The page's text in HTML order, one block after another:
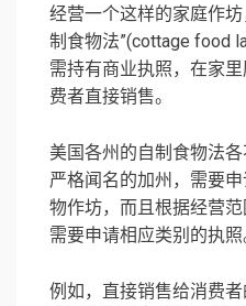
经营一个这样的家庭作
制食物法”(cottage food
需持有商业执照，在家
费者直接销售。
美国各州的自制食物法
严格闻名的加州，需要
物作坊，而且根据经营范
需要申请相应类别的执照
例如，直接销售给消费